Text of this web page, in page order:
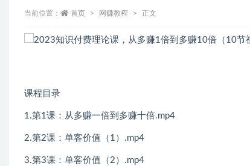
当前位置： 首页 网赚教程 正文
课程目录
1.第1课：从多赚一倍到多赚十倍.mp4
2.第2课：单客价值（1）.mp4
3.第3课：单客价值（2）.mp4